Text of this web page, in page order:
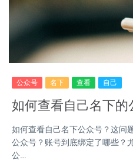
公众号 名下 查看 自己
如何查看自己名下
如何查看自己名下公众号？这
公众号？账号到底绑定了哪些？
公…